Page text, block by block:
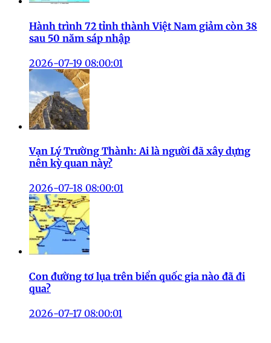
Hành trình 72 tỉnh thành Việt Nam giảm còn 38
sau 50 năm sáp nhập
2026-07-19 08:00:01
Vạn Lý Trường Thành: Ai là người đã xây dựng
nên kỳ quan này?
2026-07-18 08:00:01
Con đường tơ lụa trên biển quốc gia nào đã đi
qua?
2026-07-17 08:00:01